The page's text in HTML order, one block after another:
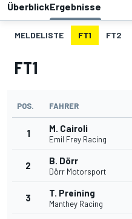
ÜberblickErgebnisse
MELDELISTE FT1 FT2
FT1
POS. FAHRER
1 M. Cairoli
Emil Frey Racing
2 B. Dörr
Dörr Motorsport
3 T. Preining
Manthey Racing